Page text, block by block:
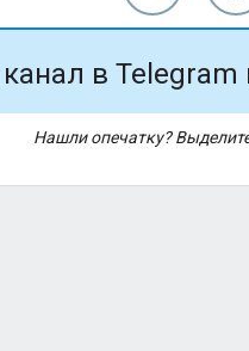
в
Нашли опечатку?